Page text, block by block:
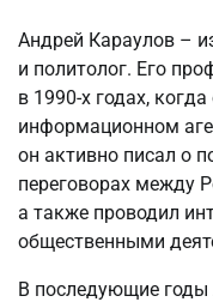
Андрей Караулов –
и политолог. Его
в 1990-х годах,
информационном
он активно писал о
переговорах между
а также проводил
общественными
В последующие